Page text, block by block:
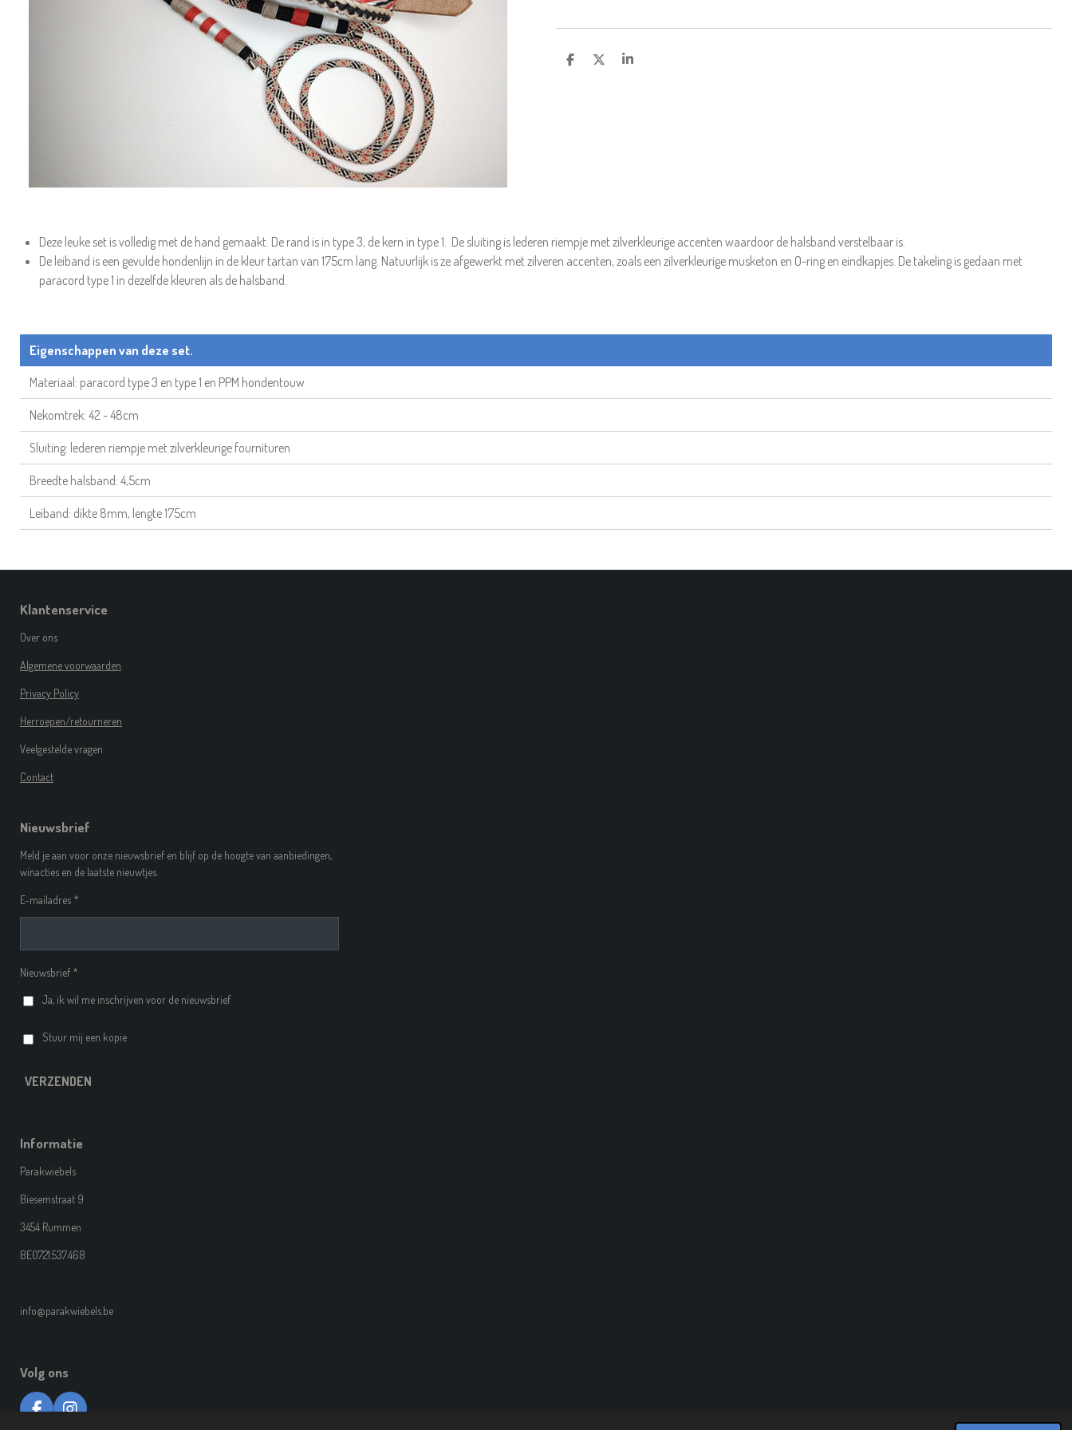
D
D
S
Deze leuke set is volledig met de hand gemaakt. De rand is in type 3, de kern in type 1. De sluiting is lederen riempje met zilverkleurige accenten waardoor de halsband verstelbaar is.
De leiband is een gevulde hondenlijn in de kleur tartan van 175cm lang. Natuurlijk is ze afgewerkt met zilveren accenten, zoals een zilverkleurige musketon en O-ring en eindkapjes. De takeling is gedaan met
paracord type 1 in dezelfde kleuren als de halsband.
Eigenschappen van deze set.
Materiaal: paracord type 3 en type 1 en PPM hondentouw
Nekomtrek: 42 - 48cm
Sluiting: lederen riempje met zilverkleurige fournituren
Breedte halsband: 4,5cm
Leiband: dikte 8mm, lengte 175cm
Klantenservice
Over ons
Algemene voorwaarden
Privacy Policy
Herroepen/retourneren
Veelgestelde vragen
Contact
Nieuwsbrief
Meld je aan voor onze nieuwsbrief en blijf op de hoogte van aanbiedingen,
winacties en de laatste nieuwtjes.
E-mailadres *
Nieuwsbrief *
Ja, ik wil me inschrijven voor de nieuwsbrief
Stuur mij een kopie
VERZENDEN
Informatie
Parakwiebels
Biesemstraat 9
3454 Rummen
BE0721.537.468
info@parakwiebels.be
Volg ons
F
I